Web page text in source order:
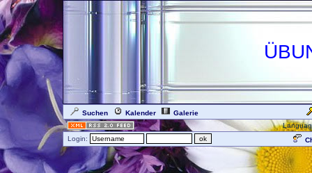
Suchen Kalender
Galerie
Login: